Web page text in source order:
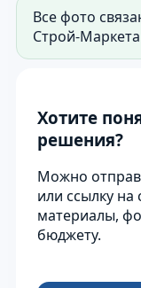
Все фото
Строй-
Хотите
решения?
Можно
или ссылку
материалы,
бюджету.